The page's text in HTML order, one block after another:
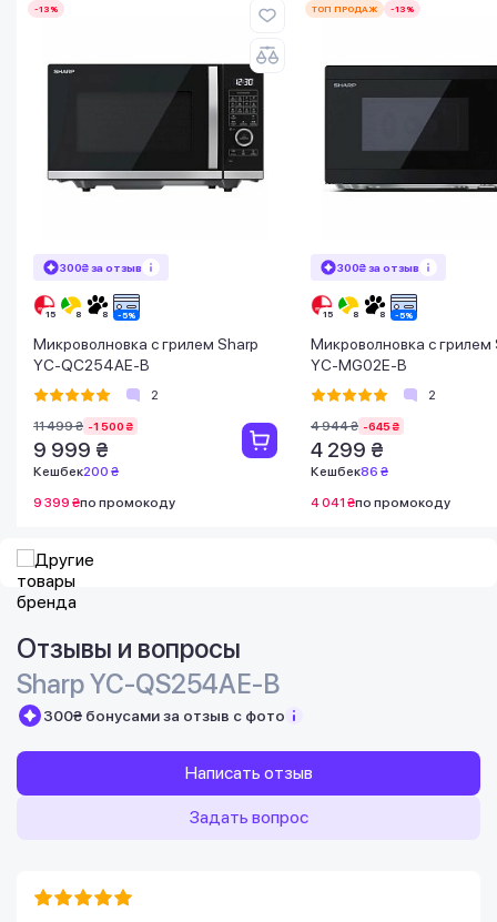
-13%
300₴ за отзыв
Микроволновка с грилем Sharp
YC-QC254AE-B
2
11 499 ₴ -1 500 ₴
9 999 ₴
Кешбек200 ₴
9 399 ₴по промокоду
ТОП ПРОДАЖ -13%
300₴ за отзыв
Микроволновка с грилем
YC-MG02E-B
2
4 944 ₴ -645 ₴
4 299 ₴
Кешбек86 ₴
4 041 ₴по промокоду
Отзывы и вопросы
Sharp YC-QS254AE-B
300₴ бонусами за отзыв с фото
Написать отзыв
Задать вопрос